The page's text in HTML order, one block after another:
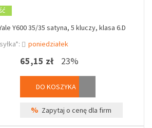
Y600 35/35 satyna, 5 kluczy, klasa 6.D
poniedziałek
65,15 zł 23%
DO KOSZYKA
% Zapytaj o cenę dla firm